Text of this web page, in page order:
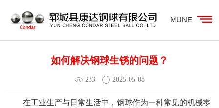
MUNE
如何解决钢球生锈的问题？
233 2025-05-08
在工业生产与日常生活中，钢球作为一种常见的机械零